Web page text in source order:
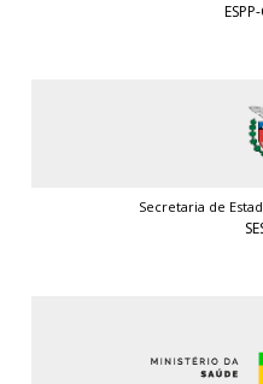
Secretaria de